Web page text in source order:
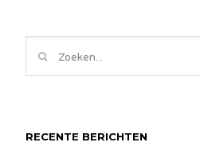
RECENTE BERICHTEN